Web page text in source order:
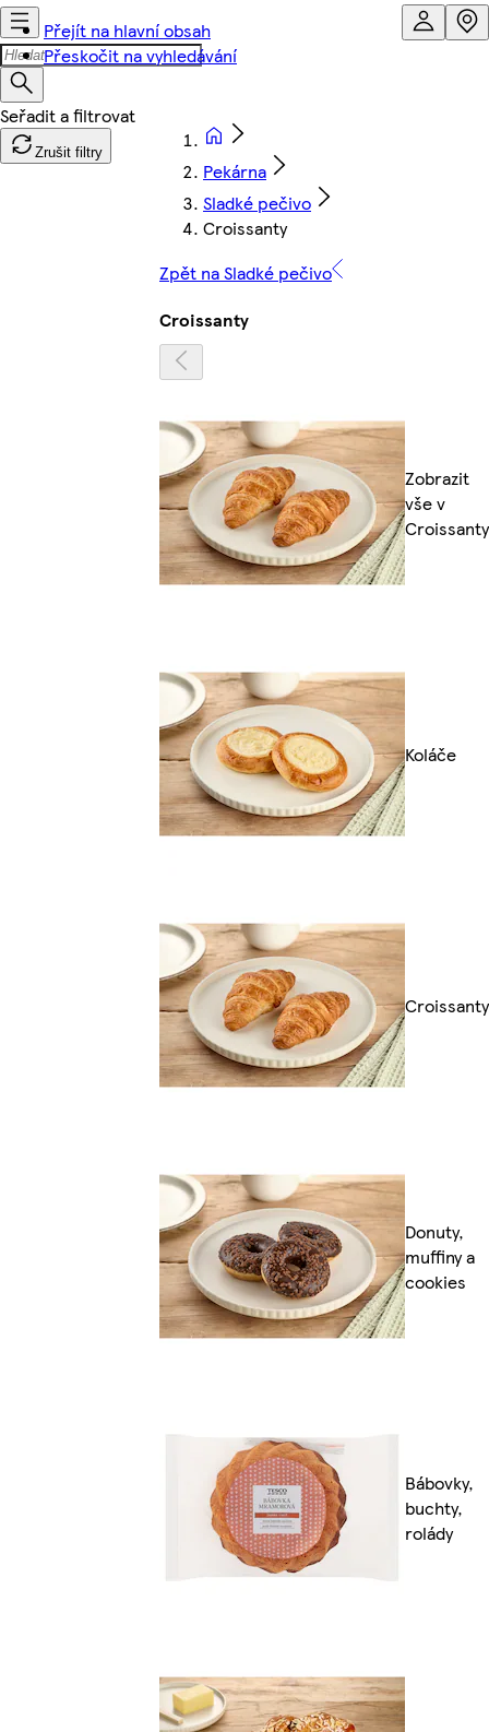
Přejít na hlavní obsah
Přeskočit na vyhledávání
Zrušit filtry
Pekárna
Sladké pečivo
Croissanty
Zpět na Sladké pečivo
Croissanty
Zobrazit
vše v
Croissanty
Koláče
Croissanty
Donuty,
muffiny a
cookies
Bábovky,
buchty,
rolády